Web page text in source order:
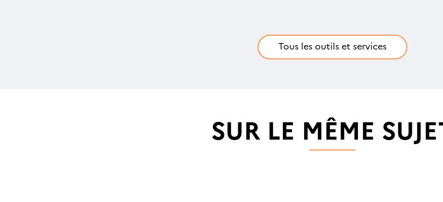
Tous les outils et services
SUR LE MÊME